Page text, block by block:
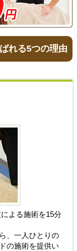
れる5つの理由
よる施術を15分
、一人ひとりの
の施術を提供い